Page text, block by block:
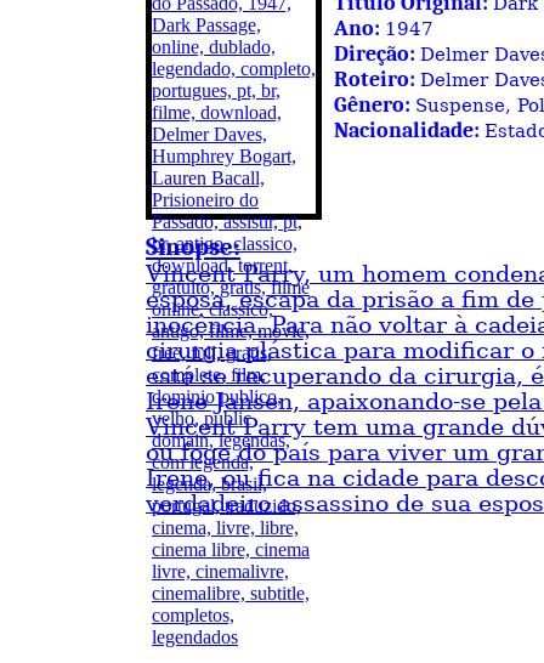
Ano: 1947
Direção: Delmer
Roteiro: Delmer
Gênero: Suspense,
Nacionalidade:
Sinopse:
Vincent Parry, um homem
esposa, escapa da prisão a fim
inocência. Para não voltar à
cirurgia plástica para modificar o
está se recuperando da cirurgia,
Irene Jansen, apaixonando-se
Vincent Parry tem uma grande
ou foge do país para viver um
Irene, ou fica na cidade para
verdadeiro assassino de sua